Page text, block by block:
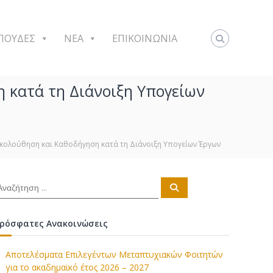
NEA ΕΠΙΚΟΙΝΩΝΙΑ
τη Διάνοιξη Υπογείων
και Καθοδήγηση κατά τη Διάνοιξη Υπογείων Έργων
Α
η
η
Ανακοινώσεις
Αποτελέσματα Επιλεγέντων Μεταπτυχιακών Φοιτητών
για το ακαδημαϊκό έτος 2026 – 2027